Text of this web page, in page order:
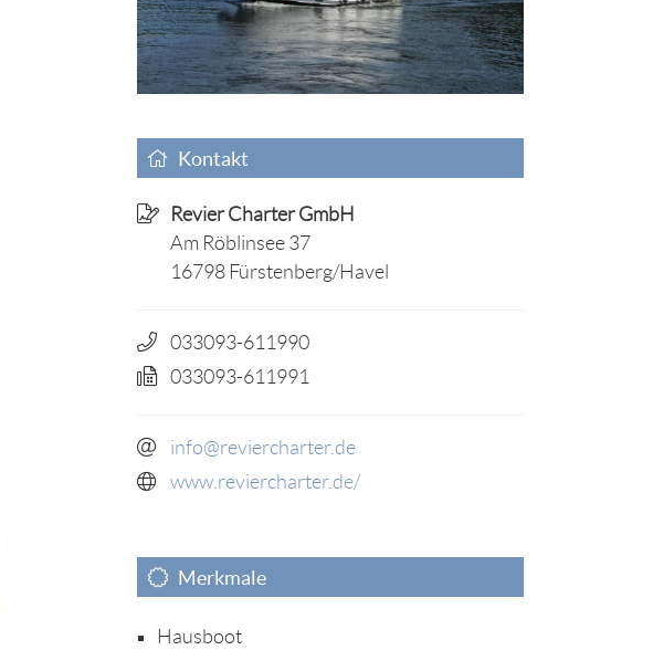
Kontakt
Revier Charter GmbH
Am Röblinsee 37
16798 Fürstenberg/Havel
033093-611990
033093-611991
info@reviercharter.de
www.reviercharter.de/
Merkmale
Hausboot